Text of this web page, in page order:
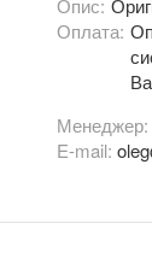
Опис:
Оплата:
Менеджер:
E-mail: